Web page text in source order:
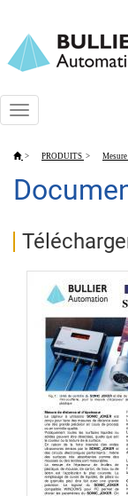
Toggle
> PRODUITS >